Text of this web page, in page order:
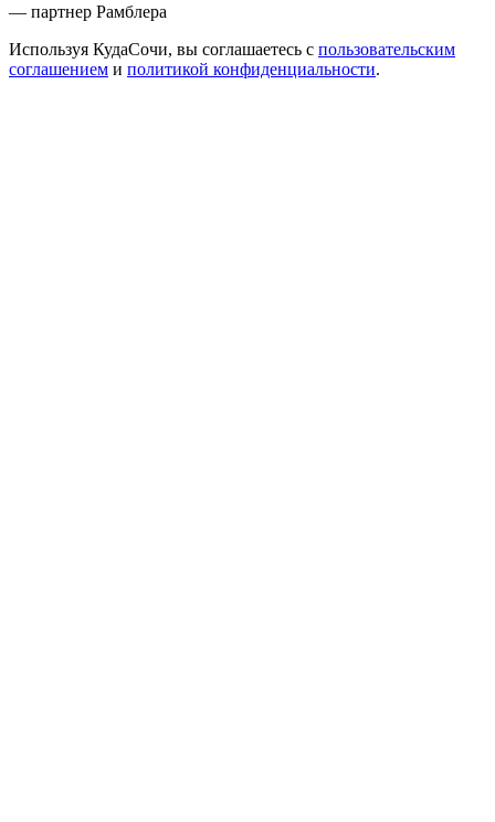
— партнер Рамблера
Используя КудаСочи, вы соглашаетесь с пользовательским
соглашением и политикой конфиденциальности.